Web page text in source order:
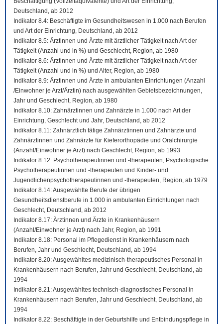
Deutschland, ab 2012
Indikator 8.4: Beschäftigte im Gesundheitswesen in 1.000 nach Berufen
und Art der Einrichtung, Deutschland, ab 2012
Indikator 8.5: Ärztinnen und Ärzte mit ärztlicher Tätigkeit nach Art der
Tätigkeit (Anzahl und in %) und Geschlecht, Region, ab 1980
Indikator 8.6: Ärztinnen und Ärzte mit ärztlicher Tätigkeit nach Art der
Tätigkeit (Anzahl und in %) und Alter, Region, ab 1980
Indikator 8.9: Ärztinnen und Ärzte in ambulanten Einrichtungen (Anzahl
/Einwohner je Arzt/Ärztin) nach ausgewählten Gebietsbezeichnungen,
Jahr und Geschlecht, Region, ab 1980
Indikator 8.10: Zahnärztinnen und Zahnärzte in 1.000 nach Art der
Einrichtung, Geschlecht und Jahr, Deutschland, ab 2012
Indikator 8.11: Zahnärztlich tätige Zahnärztinnen und Zahnärzte und
Zahnärztinnen und Zahnärzte für Kieferorthopädie und Oralchirurgie
(Anzahl/Einwohner je Arzt) nach Geschlecht, Region, ab 1993
Indikator 8.12: Psychotherapeutinnen und -therapeuten, Psychologische
Psychotherapeutinnen und -therapeuten und Kinder- und
Jugendlichenpsychotherapeutinnen und -therapeuten, Region, ab 1979
Indikator 8.14: Ausgewählte Berufe der übrigen
Gesundheitsdienstberufe in 1.000 in ambulanten Einrichtungen nach
Geschlecht, Deutschland, ab 2012
Indikator 8.17: Ärztinnen und Ärzte in Krankenhäusern
(Anzahl/Einwohner je Arzt) nach Jahr, Region, ab 1991
Indikator 8.18: Personal im Pflegedienst in Krankenhäusern nach
Berufen, Jahr und Geschlecht, Deutschland, ab 1994
Indikator 8.20: Ausgewähltes medizinisch-therapeutisches Personal in
Krankenhäusern nach Berufen, Jahr und Geschlecht, Deutschland, ab
1994
Indikator 8.21: Ausgewähltes technisch-diagnostisches Personal in
Krankenhäusern nach Berufen, Jahr und Geschlecht, Deutschland, ab
1994
Indikator 8.22: Beschäftigte in der Geburtshilfe und Entbindungspflege in